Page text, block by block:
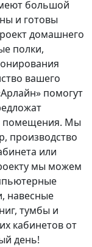
большой
и готовы
домашнего
полки,
вашего
помогут
помещения. Мы
производство
или
мы можем
навесные
тумбы и
кабинетов от
день!